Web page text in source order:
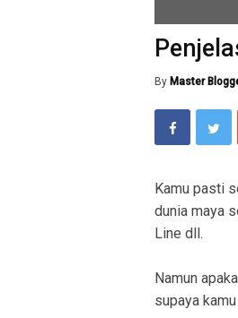
By Master
Kamu pasti
dunia maya
Line dll.
Namun
supaya